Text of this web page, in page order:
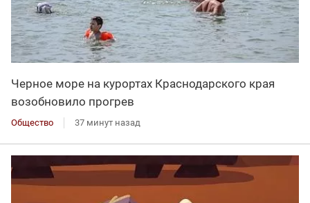
Черное море на курортах Краснодарского края
возобновило прогрев
Общество 37 минут назад